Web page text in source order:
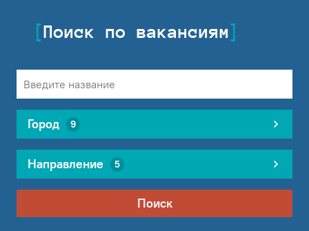
Поиск по вакансиям
Город 9
Направление 5
Поиск